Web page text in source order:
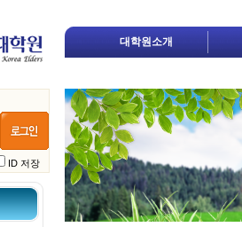
대학원소개
ID 저장